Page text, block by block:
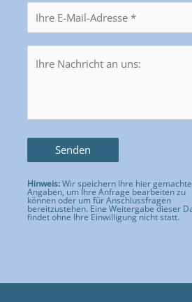
Hinweis:Wir speichern Ihre hier
Angaben, um Ihre Anfrage bearbeiten zu
können oder um für Anschlussfragen
bereitzustehen. Eine Weitergabe dieser
findet ohne Ihre Einwilligung nicht statt.